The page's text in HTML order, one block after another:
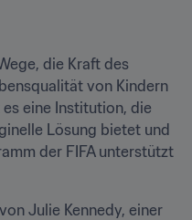
die Kraft des
von Kindern
eine Institution, die
Lösung bietet und
der FIFA unterstützt
Julie Kennedy, einer